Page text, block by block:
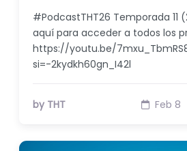
#PodcastTHT26 Temporada 11
aquí para acceder a todos los
https://youtu.be/
si=-2kydkh60gn_I42l
by THT Feb 8